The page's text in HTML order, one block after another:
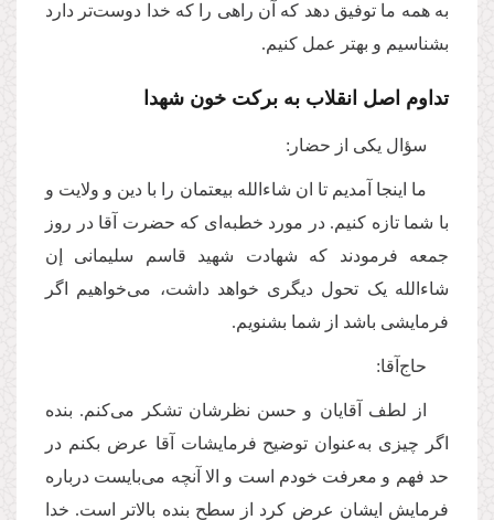
به همه ما توفیق دهد که آن راهی را که خدا دوست‌تر دارد
بشناسیم و بهتر عمل کنیم.
تداوم اصل انقلاب به برکت خون شهدا
سؤال یکی از حضار:
ما اینجا آمدیم تا ان شاء‌الله بیعتمان را با دین و ولایت و
با شما تازه کنیم. در مورد خطبه‌ای که حضرت آقا در روز
جمعه فرمودند که شهادت شهید قاسم سلیمانی إن
شاءالله یک تحول دیگری خواهد داشت، می‌خواهیم اگر
فرمایشی باشد از شما بشنویم.
حاج‌آقا:
از لطف آقایان و حسن نظرشان تشکر می‌کنم. بنده
اگر چیزی به‌عنوان توضیح فرمایشات آقا عرض بکنم در
حد فهم و معرفت خودم است و الا آنچه می‌بایست درباره
فرمایش ایشان عرض کرد از سطح بنده بالاتر است. خدا